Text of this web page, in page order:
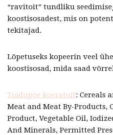
“ravitoit” tundliku
koostisosadest, mis on
tekitajad.
Lõpetuseks kopeerin veel
koostisosad, mida saad
Toidupoe koeratoit: Cereals
Meat and Meat By-Products,
Product, Vegetable Oil,
And Minerals, Permitted